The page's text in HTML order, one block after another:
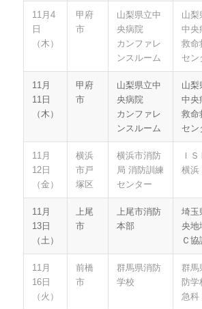
11月4
日
（木）
甲府
市
山梨県立中
央病院
カンファレ
ンスルーム
山梨
中央
救命
セン
11月
11日
（木）
甲府
市
山梨県立中
央病院
カンファレ
ンスルーム
山梨
中央
救命
セン
11月
12日
（金）
横浜
市戸
塚区
横浜市消防
局 消防訓練
センター
Ｉ
横浜
11月
13日
（土）
上尾
市
上尾市消防
本部
埼玉
央地
Ｃ協
11月
16日
（火）
前橋
市
群馬県消防
学校
群馬
防学
急科